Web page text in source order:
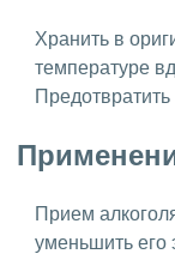
Хранить в
температуре
Прием
уменьшить его